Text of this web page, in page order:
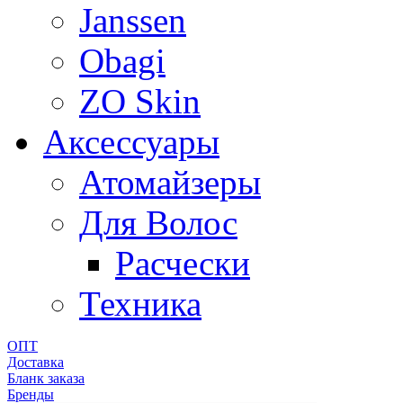
Janssen
Obagi
ZO Skin
Aксессуары
Атомайзеры
Для Волос
Расчески
Техника
ОПТ
Доставка
Бланк заказа
Бренды